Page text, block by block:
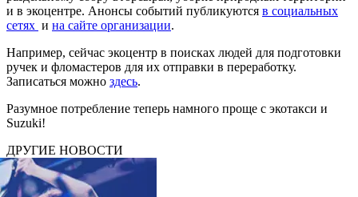
и в экоцентре. Анонсы событий публикуются в социальных
сетях и на сайте организации.
Например, сейчас экоцентр в поисках людей для подготовки
ручек и фломастеров для их отправки в переработку.
Записаться можно здесь.
Разумное потребление теперь намного проще с экотакси и
Suzuki!
ДРУГИЕ НОВОСТИ